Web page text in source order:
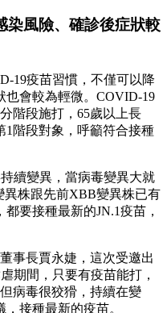
染風險、確診後症狀較
19疫苗習慣，不僅可以降
也會較為輕微。COVID-19
階段施打，65歲以上長
1階段對象，呼籲符合接種
續變異，當病毒變異大就
異株跟先前XBB變異株已有
要接種最新的JN.1疫苗，
事長賈永婕，這次受邀出
期間，只要有疫苗能打，
病毒很狡猾，持續在變
接種最新的疫苗。